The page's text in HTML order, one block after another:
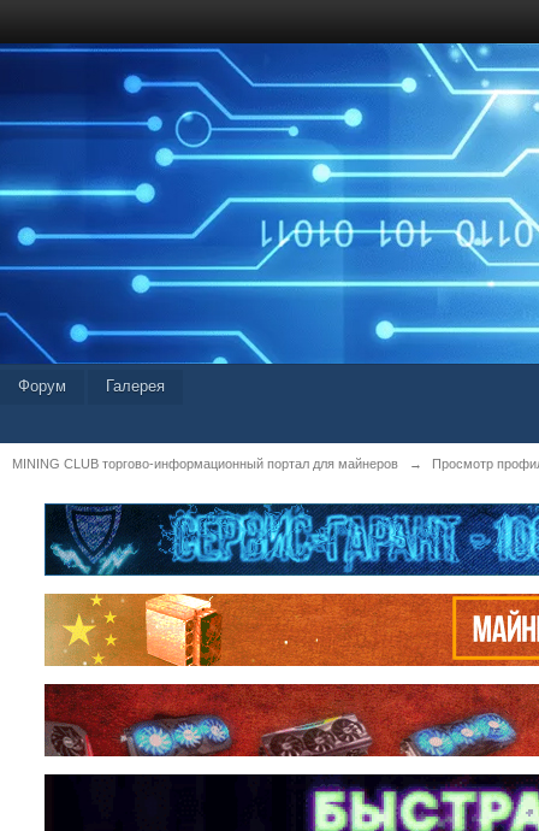
Форум Галерея
MINING CLUB торгово-информационный портал для майнеров → Просмотр